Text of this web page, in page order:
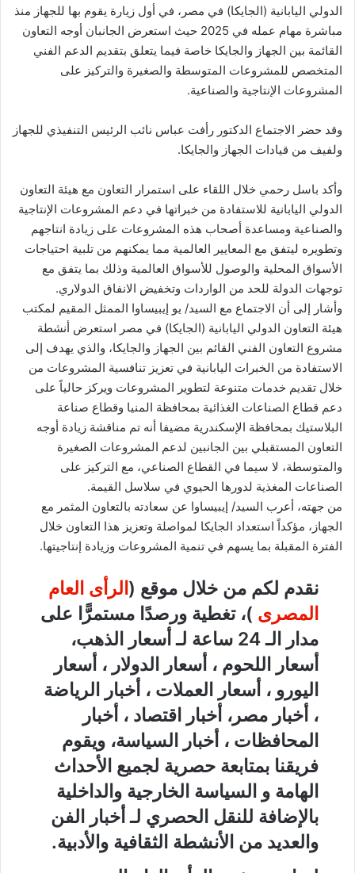
الدولي اليابانية (الجايكا) في مصر، في أول زيارة يقوم بها للجهاز منذ
مباشرة مهام عمله في 2025 حيث استعرض الجانبان أوجه التعاون
القائمة بين الجهاز والجايكا خاصة فيما يتعلق بتقديم الدعم الفني
المتخصص للمشروعات المتوسطة والصغيرة والتركيز على
المشروعات الإنتاجية والصناعية.
وقد حضر الاجتماع الدكتور رأفت عباس نائب الرئيس التنفيذي للجهاز
ولفيف من قيادات الجهاز والجايكا.
وأكد باسل رحمي خلال اللقاء على استمرار التعاون مع هيئة التعاون
الدولي اليابانية للاستفادة من خبراتها في دعم المشروعات الإنتاجية
والصناعية ومساعدة أصحاب هذه المشروعات على زيادة انتاجهم
وتطويره ليتفق مع المعايير العالمية مما يمكنهم من تلبية احتياجات
الأسواق المحلية والوصول للأسواق العالمية وذلك بما يتفق مع
توجهات الدولة للحد من الواردات وتخفيض الانفاق الدولاري.
وأشار إلى أن الاجتماع مع السيد/ يو إيبيساوا الممثل المقيم لمكتب
هيئة التعاون الدولي اليابانية (الجايكا) في مصر استعرض أنشطة
مشروع التعاون الفني القائم بين الجهاز والجايكا، والذي يهدف إلى
الاستفادة من الخبرات اليابانية في تعزيز تنافسية المشروعات من
خلال تقديم خدمات متنوعة لتطوير المشروعات ويركز حالياً على
دعم قطاع الصناعات الغذائية بمحافظة المنيا وقطاع صناعة
البلاستيك بمحافظة الإسكندرية مضيفا أنه تم مناقشة زيادة أوجه
التعاون المستقبلي بين الجانبين لدعم المشروعات الصغيرة
والمتوسطة، لا سيما في القطاع الصناعي، مع التركيز على
الصناعات المغذية لدورها الحيوي في سلاسل القيمة.
من جهته، أعرب السيد/ إيبيساوا عن سعادته بالتعاون المثمر مع
الجهاز، مؤكداً استعداد الجايكا لمواصلة وتعزيز هذا التعاون خلال
الفترة المقبلة بما يسهم في تنمية المشروعات وزيادة إنتاجيتها.
نقدم لكم من خلال موقع ( الرأى العام
المصرى )، تغطية ورصدًا مستمرًّا على
مدار الـ 24 ساعة لـ أسعار الذهب،
أسعار اللحوم ، أسعار الدولار ، أسعار
اليورو ، أسعار العملات ، أخبار الرياضة
، أخبار مصر، أخبار اقتصاد ، أخبار
المحافظات ، أخبار السياسة، ويقوم
فريقنا بمتابعة حصرية لجميع الأحداث
الهامة و السياسة الخارجية والداخلية
بالإضافة للنقل الحصري لـ أخبار الفن
والعديد من الأنشطة الثقافية والأدبية.